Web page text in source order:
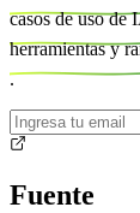
casos de uso de
herramientas y
.
Fuente